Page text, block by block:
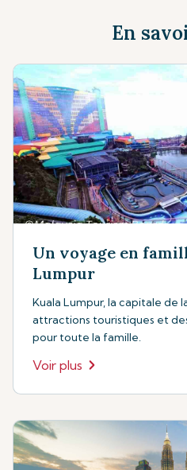
En
Un voyage en
Lumpur
Kuala Lumpur, la capitale de
attractions touristiques et
pour toute la famille.
Voir plus